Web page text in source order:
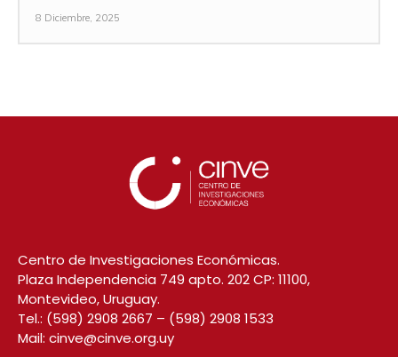
8 Diciembre, 2025
Centro de Investigaciones Económicas.
Plaza Independencia 749 apto. 202 CP: 11100,
Montevideo, Uruguay.
Tel.: (598) 2908 2667 – (598) 2908 1533
Mail: cinve@cinve.org.uy